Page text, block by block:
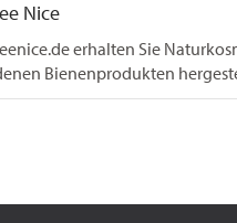
Nice
erhalten Sie
Bienenprodukten